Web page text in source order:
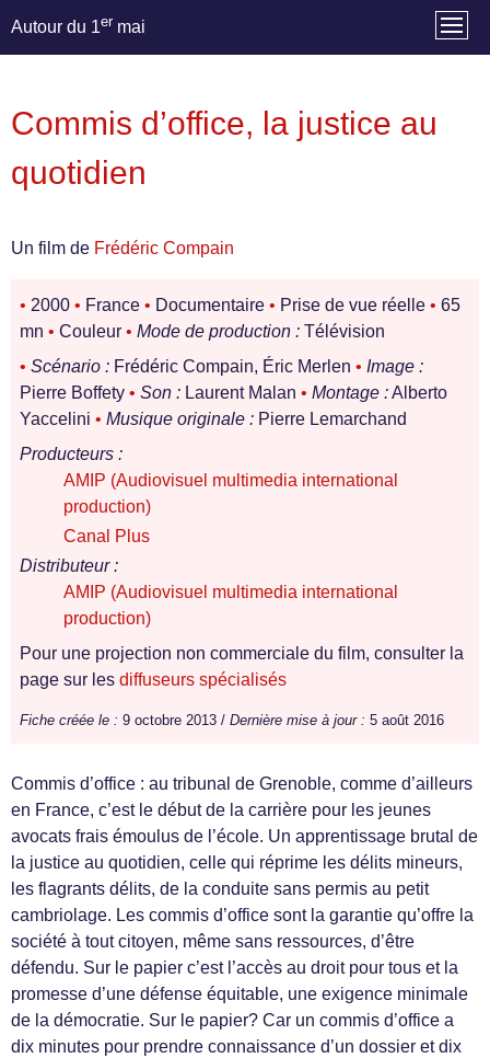
Autour du 1er mai
Commis d’office, la justice au
quotidien
Un film de Frédéric Compain
• 2000 • France • Documentaire • Prise de vue réelle • 65
mn • Couleur • Mode de production : Télévision
• Scénario : Frédéric Compain, Éric Merlen • Image :
Pierre Boffety • Son : Laurent Malan • Montage :Alberto
Yaccelini • Musique originale : Pierre Lemarchand
Producteurs :
AMIP (Audiovisuel multimedia international
production)
Canal Plus
Distributeur :
AMIP (Audiovisuel multimedia international
production)
Pour une projection non commerciale du film, consulter la
page sur les diffuseurs spécialisés
Fiche créée le : 9 octobre 2013 / Dernière mise à jour : 5 août 2016
Commis d’office : au tribunal de Grenoble, comme d’ailleurs
en France, c’est le début de la carrière pour les jeunes
avocats frais émoulus de l’école. Un apprentissage brutal de
la justice au quotidien, celle qui réprime les délits mineurs,
les flagrants délits, de la conduite sans permis au petit
cambriolage. Les commis d’office sont la garantie qu’offre la
société à tout citoyen, même sans ressources, d’être
défendu. Sur le papier c’est l’accès au droit pour tous et la
promesse d’une défense équitable, une exigence minimale
de la démocratie. Sur le papier? Car un commis d’office a
dix minutes pour prendre connaissance d’un dossier et dix